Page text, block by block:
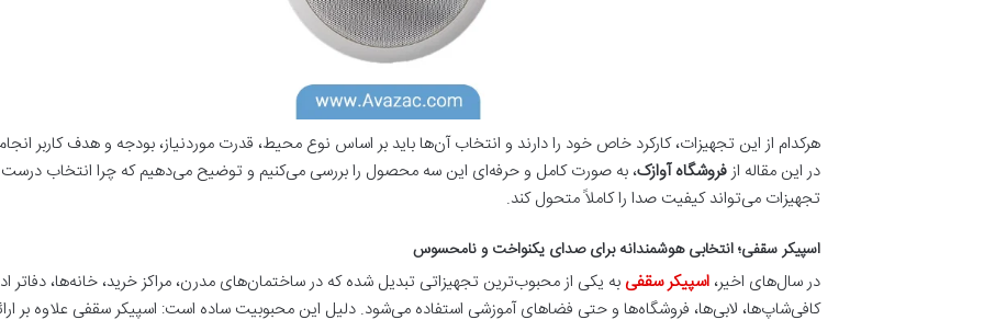
هرکدام از این تجهیزات، کارکرد خاص خود را دارند و انتخاب آن‌ها باید بر اساس نوع محیط، قدرت موردنیاز، بودجه و هدف کاربر
در این مقاله ازفروشگاه آوازک، به صورت کامل و حرفه‌ای این سه محصول را بررسی می‌کنیم و توضیح می‌دهیم که چرا انتخاب
تجهیزات می‌تواند کیفیت صدا را کاملاً متحول کند.
اسپیکر سقفی؛ انتخابی هوشمندانه برای صدای یکنواخت و نامحسوس
در سال‌های اخیر، اسپیکر سقفی به یکی از محبوب‌ترین تجهیزاتی تبدیل شده که در ساختمان‌های مدرن، مراکز خرید، خانه‌ها، دفاتر
کافی‌شاپ‌ها، لابی‌ها، فروشگاه‌ها و حتی فضاهای آموزشی استفاده می‌شود. دلیل این محبوبیت ساده است: اسپیکر سقفی علاوه بر